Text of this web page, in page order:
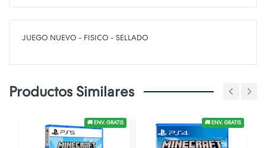
JUEGO NUEVO - FISICO - SELLADO
Productos Similares
🚚 ENV. GRATIS 🚚 ENV. GRATIS